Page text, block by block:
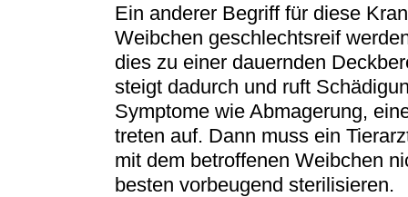
Ein anderer Begriff für diese
Weibchen geschlechtsreif
dies zu einer dauernden
steigt dadurch und ruft
Symptome wie Abmagerung,
treten auf. Dann muss ein
mit dem betroffenen Weibchen
besten vorbeugend sterilisieren.